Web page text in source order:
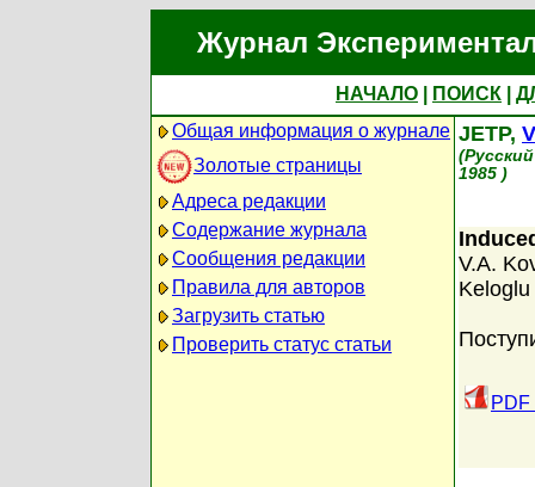
Журнал
НАЧАЛО ПОИСК
Общая информация о журнале
Золотые страницы
Адреса редакции
Содержание журнала
Сообщения редакции
Правила для авторов
Загрузить статью
Проверить статус статьи
JETP,
1985 )
V.A.
Keloglu
PDF